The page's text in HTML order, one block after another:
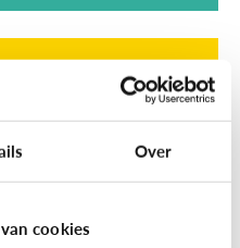
Over
cookies
om de
rug met deze leuke
ze op eigen houtje